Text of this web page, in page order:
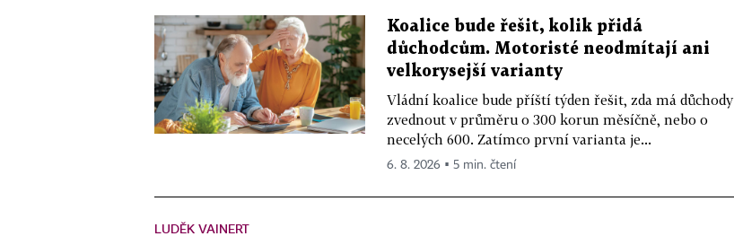
Koalice bude řešit, kolik přidá
důchodcům. Motoristé neodmítají ani
velkorysejší varianty
Vládní koalice bude příští týden řešit, zda má důchody
zvednout v průměru o 300 korun měsíčně, nebo o
necelých 600. Zatímco první varianta je...
6. 8. 2026 ▪ 5 min. čtení
LUDĚK VAINERT